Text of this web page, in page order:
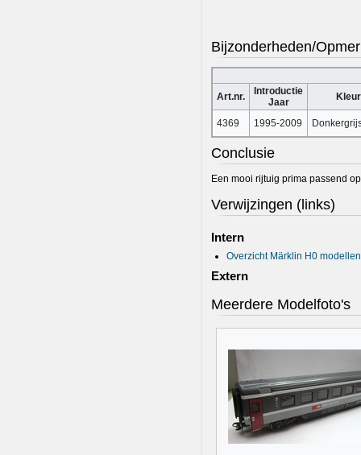
Bijzonderheden/
Art.nr.
Introductie
Jaar
Kleur
4369 1995-2009
Conclusie
Een mooi rijtuig prima passend
Verwijzingen (links)
Intern
Overzicht Märklin H0
Extern
Meerdere Modelfoto's